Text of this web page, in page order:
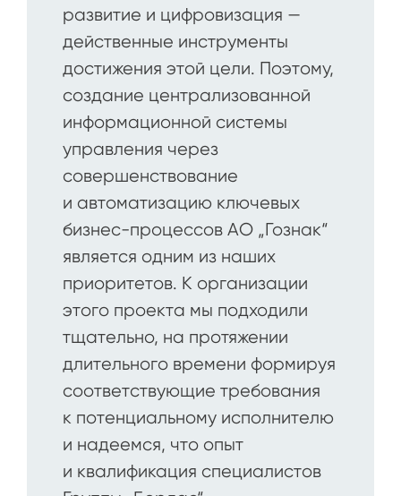
развитие и цифровизация —
действенные инструменты
достижения этой цели. Поэтому,
создание централизованной
информационной системы
управления через
совершенствование
и автоматизацию ключевых
бизнес-процессов АО „Гознак“
является одним из наших
приоритетов. К организации
этого проекта мы подходили
тщательно, на протяжении
длительного времени формируя
соответствующие требования
к потенциальному исполнителю
и надеемся, что опыт
и квалификация специалистов